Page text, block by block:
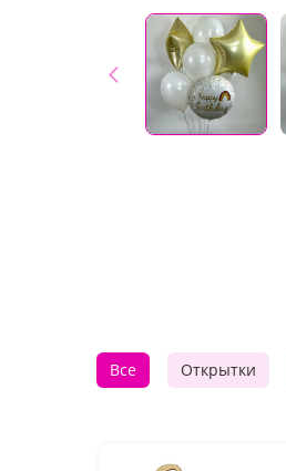
Все Открытки